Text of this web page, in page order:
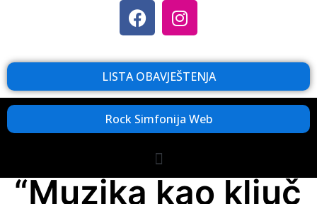
LISTA OBAVJEŠTENJA
Rock Simfonija Web
“Muzika kao ključ